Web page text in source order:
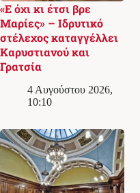
«Ε όχι κι έτσι βρε
Μαρίες» – Ιδρυτικό
στέλεχος καταγγέλλει
Καρυστιανού και
Γρατσία
4 Αυγούστου 2026,
10:10